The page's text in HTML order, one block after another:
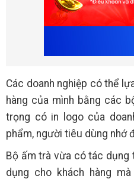
Các doanh nghiệp có thể
hàng của mình bằng các
trọng có in logo của
phẩm, người tiêu dùng nhớ
Bộ ấm trà vừa có tác
dụng cho khách hàng